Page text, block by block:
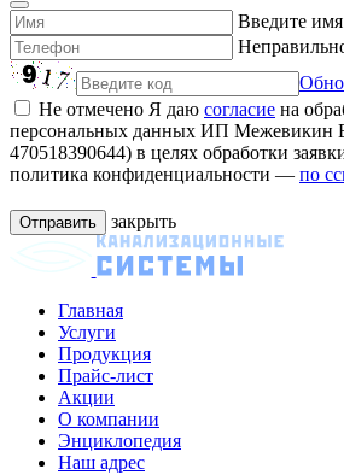
Введите имя
Не отмечено Я даю согласие на
персональных данных ИП
470518390644) в целях обработки
политика конфиденциальности — по
закрыть
Главная
Услуги
Продукция
Прайс-лист
Акции
О компании
Энциклопедия
Наш адрес